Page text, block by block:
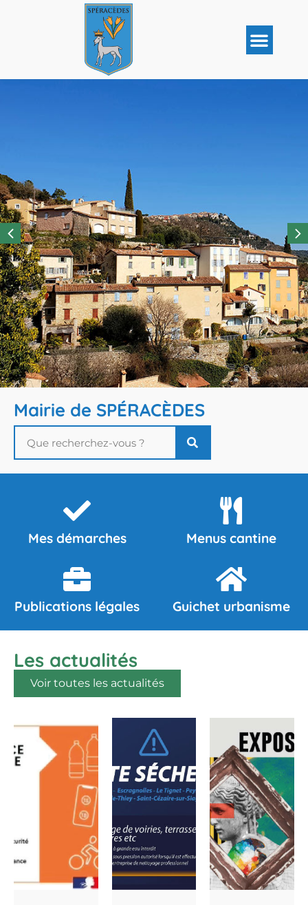
Mairie de SPÉRACÈDES
Mes démarches Menus cantine
Publications légales Guichet urbanisme
Les actualités
Voir toutes les actualités